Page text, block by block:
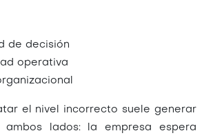
de decisión
operativa
el nivel incorrecto suele generar
ambos lados: la empresa espera